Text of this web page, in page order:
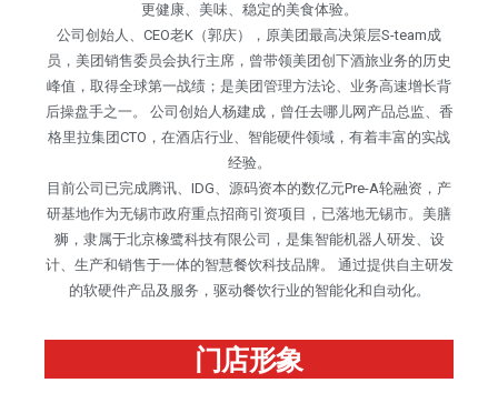
更健康、美味、稳定的美食体验。
公司创始人、CEO老K（郭庆），原美团最高决策层S-team成
员，美团销售委员会执行主席，曾带领美团创下酒旅业务的历史
峰值，取得全球第一战绩；是美团管理方法论、业务高速增长背
后操盘手之一。 公司创始人杨建成，曾任去哪儿网产品总监、香
格里拉集团CTO，在酒店行业、智能硬件领域，有着丰富的实战
经验。
目前公司已完成腾讯、IDG、源码资本的数亿元Pre-A轮融资，产
研基地作为无锡市政府重点招商引资项目，已落地无锡市。美膳
狮，隶属于北京橡鹭科技有限公司，是集智能机器人研发、设
计、生产和销售于一体的智慧餐饮科技品牌。 通过提供自主研发
的软硬件产品及服务，驱动餐饮行业的智能化和自动化。
门店形象